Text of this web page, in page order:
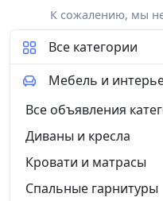
К сожалению, мы
Все категории
Мебель и
Все объявления
Диваны и кресла
Кровати и матрасы
Спальные гарнитуры